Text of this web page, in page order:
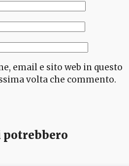
email e sito web in questo
volta che commento.
potrebbero